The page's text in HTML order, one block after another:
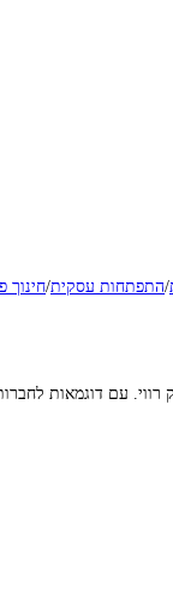
/התפתחות עסקית/חינוך
עם דוגמאות